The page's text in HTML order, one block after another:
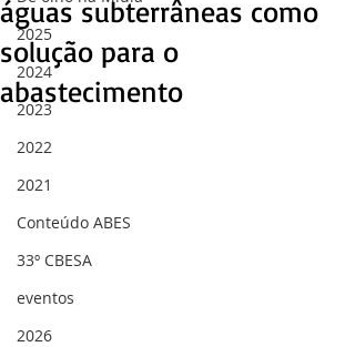
2025
2024
2023
2022
2021
Conteúdo ABES
33º CBESA
eventos
2026
águas subterrâneas como
solução para o
abastecimento